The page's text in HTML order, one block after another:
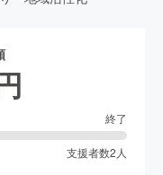
終了
支援者数2 人